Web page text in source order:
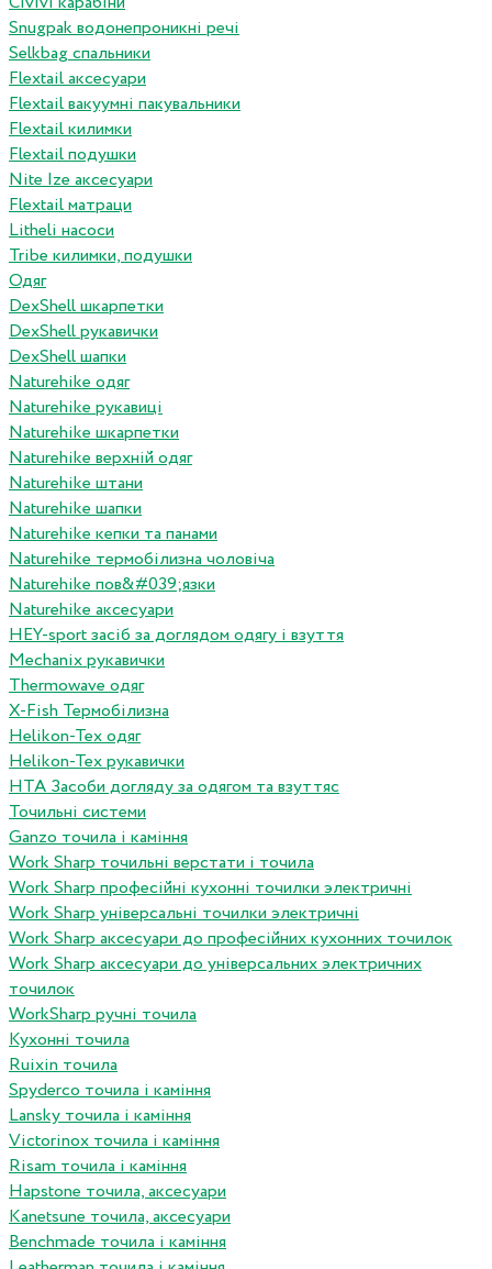
Snugpak водонепроникні речі
Selkbag спальники
Flextail аксесуари
Flextail вакуумні пакувальники
Flextail килимки
Flextail подушки
Nite Ize аксесуари
Flextail матраци
Litheli насоси
Tribe килимки, подушки
Одяг
DexShell шкарпетки
DexShell рукавички
DexShell шапки
Naturehike одяг
Naturehike рукавиці
Naturehike шкарпетки
Naturehike верхній одяг
Naturehike штани
Naturehike шапки
Naturehike кепки та панами
Naturehike термобілизна чоловіча
Naturehike пов&#039;язки
Naturehike аксесуари
HEY-sport засіб за доглядом одягу і взуття
Mechanix рукавички
Thermowave одяг
X-Fish Термобілизна
Helikon-Tex одяг
Helikon-Tex рукавички
HTA Засоби догляду за одягом та взуттяс
Точильні системи
Ganzo точила і каміння
Work Sharp точильні верстати і точила
Work Sharp професiйнi кухоннi точилки электричнi
Work Sharp унiверсальнi точилки электричнi
Work Sharp аксесуари до професiйних кухонних точилок
Work Sharp аксесуари до унiверсальних электричних
точилок
WorkSharp ручні точила
Кухонні точила
Ruixin точила
Spyderco точила і каміння
Lansky точила і каміння
Victorinox точила і каміння
Risam точила і каміння
Hapstone точила, аксесуари
Kanetsune точила, аксесуари
Benchmade точила і каміння